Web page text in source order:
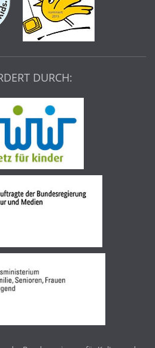
DURCH: